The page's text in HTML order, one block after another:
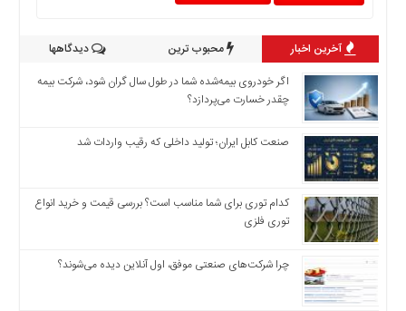
آخرین اخبار محبوب ترین
دیدگاهها
اگر خودروی بیمه‌شده شما در طول سال گران شود، شرکت بیمه
چقدر خسارت می‌پردازد؟
صنعت کابل ایران؛ تولید داخلی که رقیب واردات شد
کدام توری برای شما مناسب است؟ بررسی قیمت و خرید انواع
توری فلزی
چرا شرکت‌های صنعتی موفق، اول آنلاین دیده می‌شوند؟